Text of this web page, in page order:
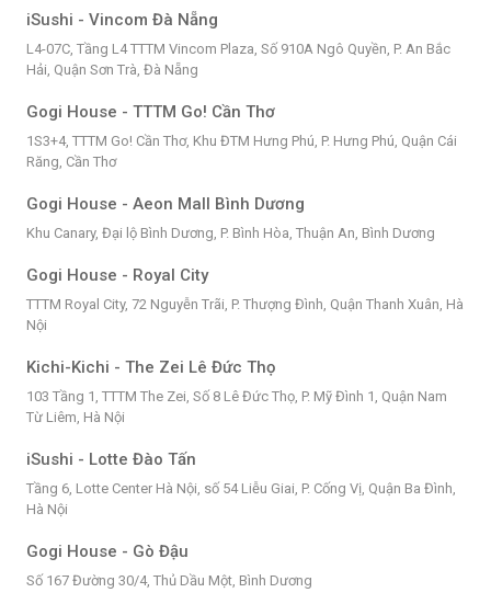
iSushi - Vincom Đà Nẵng
L4-07C, Tầng L4 TTTM Vincom Plaza, Số 910A Ngô Quyền, P. An Bắc
Hải, Quận Sơn Trà, Đà Nẵng
Gogi House - TTTM Go! Cần Thơ
1S3+4, TTTM Go! Cần Thơ, Khu ĐTM Hưng Phú, P. Hưng Phú, Quận Cái
Răng, Cần Thơ
Gogi House - Aeon Mall Bình Dương
Khu Canary, Đại lộ Bình Dương, P. Bình Hòa, Thuận An, Bình Dương
Gogi House - Royal City
TTTM Royal City, 72 Nguyễn Trãi, P. Thượng Đình, Quận Thanh Xuân, Hà
Nội
Kichi-Kichi - The Zei Lê Đức Thọ
103 Tầng 1, TTTM The Zei, Số 8 Lê Đức Thọ, P. Mỹ Đình 1, Quận Nam
Từ Liêm, Hà Nội
iSushi - Lotte Đào Tấn
Tầng 6, Lotte Center Hà Nội, số 54 Liễu Giai, P. Cống Vị, Quận Ba Đình,
Hà Nội
Gogi House - Gò Đậu
Số 167 Đường 30/4, Thủ Dầu Một, Bình Dương